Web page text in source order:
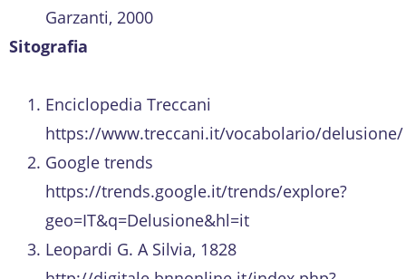
Garzanti, 2000
Sitografia
Enciclopedia Treccani
https://www.treccani.it/vocabolario/delusione/
Google trends
https://trends.google.it/trends/explore?
geo=IT&q=Delusione&hl=it
Leopardi G. A Silvia, 1828